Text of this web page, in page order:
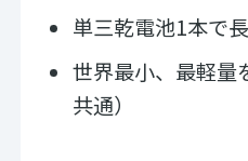
単三乾電池1本で
世界最小、最軽量
共通）